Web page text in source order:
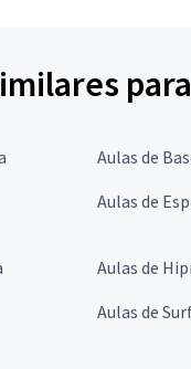
Aulas de
Aulas de
Aulas de
Aulas de